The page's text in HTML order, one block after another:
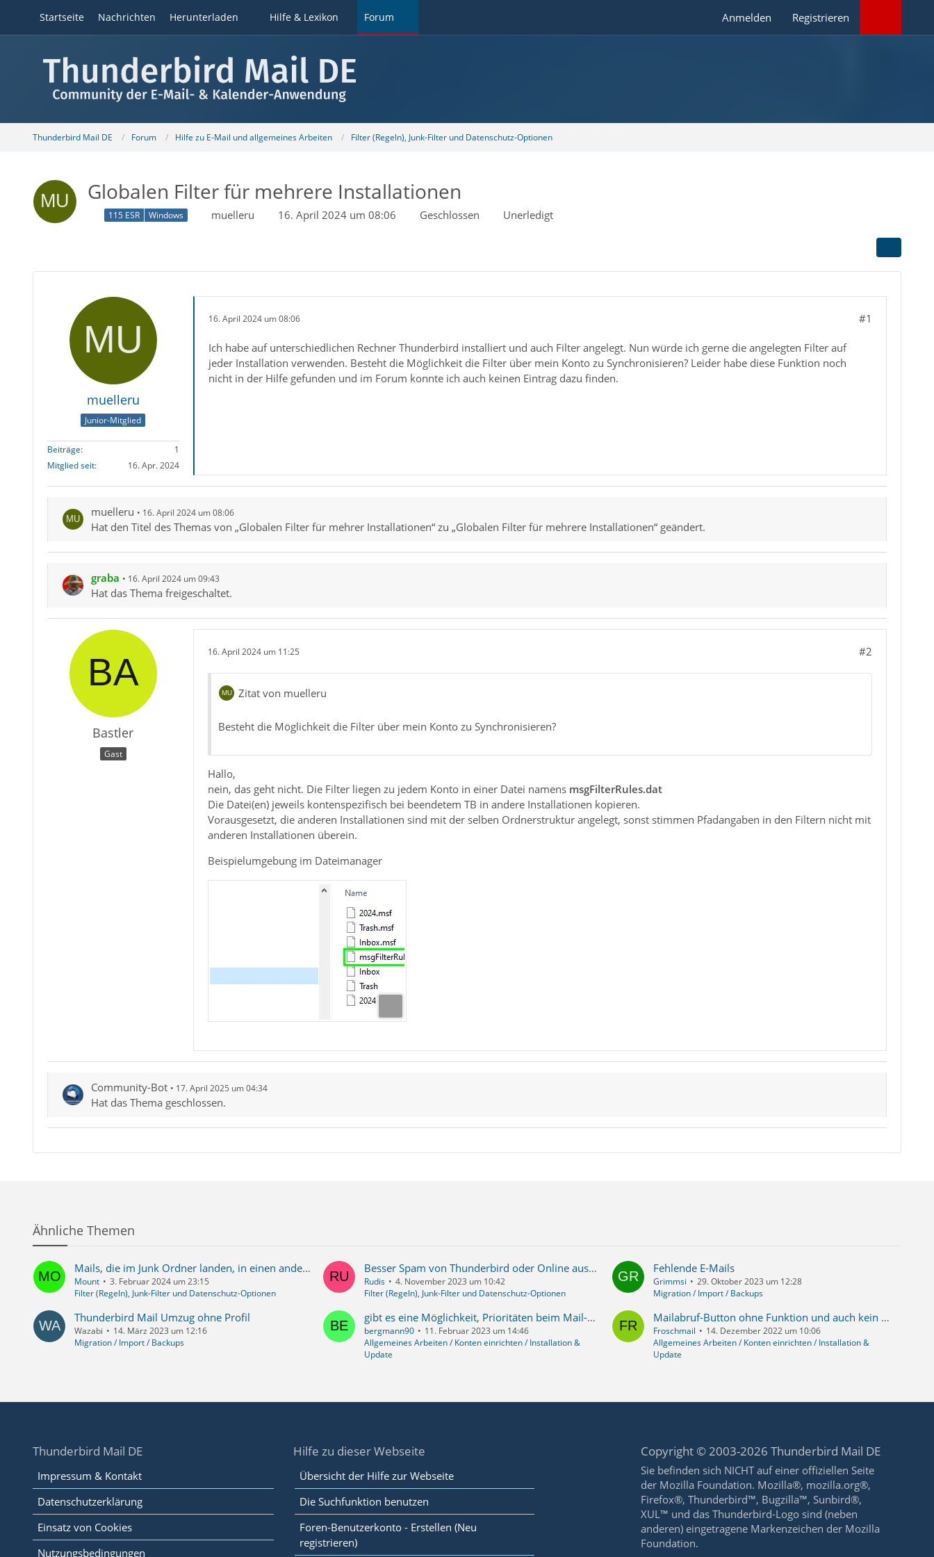
Startseite Nachrichten Herunterladen Hilfe & Lexikon Forum Anmelden Registrieren
Thunderbird Mail DE Forum Hilfe zu E-Mail und allgemeines Arbeiten Filter (Regeln), Junk-Filter und Datenschutz-Optionen
Globalen Filter für mehrere Installationen
115 ESR Windows muelleru 16. April 2024 um 08:06 Geschlossen Unerledigt
muelleru
Junior-Mitglied
Beiträge
1
Mitglied seit
16. Apr. 2024
16. April 2024 um 08:06 #1
Ich habe auf unterschiedlichen Rechner Thunderbird installiert und auch Filter angelegt. Nun würde ich gerne die angelegten Filter auf
jeder Installation verwenden. Besteht die Möglichkeit die Filter über mein Konto zu Synchronisieren? Leider habe diese Funktion noch
nicht in der Hilfe gefunden und im Forum konnte ich auch keinen Eintrag dazu finden.
muelleru 16. April 2024 um 08:06
Hat den Titel des Themas von „Globalen Filter für mehrer Installationen“ zu „Globalen Filter für mehrere Installationen“ geändert.
graba 16. April 2024 um 09:43
Hat das Thema freigeschaltet.
Bastler
Gast
16. April 2024 um 11:25 #2
Zitat von muelleru
Besteht die Möglichkeit die Filter über mein Konto zu Synchronisieren?
Hallo,
nein, das geht nicht. Die Filter liegen zu jedem Konto in einer Datei namens msgFilterRules.dat
Die Datei(en) jeweils kontenspezifisch bei beendetem TB in andere Installationen kopieren.
Vorausgesetzt, die anderen Installationen sind mit der selben Ordnerstruktur angelegt, sonst stimmen Pfadangaben in den Filtern nicht mit
anderen Installationen überein.
Beispielumgebung im Dateimanager
Community-Bot 17. April 2025 um 04:34
Hat das Thema geschlossen.
Ähnliche Themen
Mails, die im Junk Ordner landen, in einen anderen Ordner verschieben
Mount
3. Februar 2024 um 23:15
Filter (Regeln), Junk-Filter und Datenschutz-Optionen
Besser Spam von Thunderbird oder Online aussortieren lassen?
Rudis
4. November 2023 um 10:42
Filter (Regeln), Junk-Filter und Datenschutz-Optionen
Fehlende E-Mails
Grimmsi
29. Oktober 2023 um 12:28
Migration / Import / Backups
Thunderbird Mail Umzug ohne Profil
Wazabi
14. März 2023 um 12:16
Migration / Import / Backups
gibt es eine Möglichkeit, Prioritäten beim Mail-Abruf einzustellen. unabhängig vom Provider oder einer eingestellten Abrufhäufigkeit.
bergmann90
11. Februar 2023 um 14:46
Allgemeines Arbeiten / Konten einrichten / Installation &
Update
Mailabruf-Button ohne Funktion und auch kein Abruf beim Start von TB
Froschmail
14. Dezember 2022 um 10:06
Allgemeines Arbeiten / Konten einrichten / Installation &
Update
Thunderbird Mail DE
Impressum & Kontakt
Datenschutzerklärung
Einsatz von Cookies
Nutzungsbedingungen
Hilfe zu dieser Webseite
Übersicht der Hilfe zur Webseite
Die Suchfunktion benutzen
Foren-Benutzerkonto - Erstellen (Neu
registrieren)
Copyright © 2003-2026 Thunderbird Mail DE
Sie befinden sich NICHT auf einer offiziellen Seite
der Mozilla Foundation. Mozilla®, mozilla.org®,
Firefox®, Thunderbird™, Bugzilla™, Sunbird®,
XUL™ und das Thunderbird-Logo sind (neben
anderen) eingetragene Markenzeichen der Mozilla
Foundation.